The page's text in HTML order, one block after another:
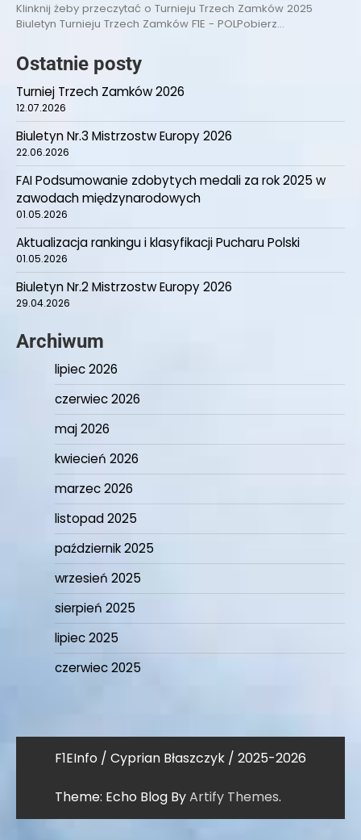
Klinknij żeby przeczytać o Turnieju Trzech Zamków 2025
Biuletyn Turnieju Trzech Zamków F1E - POLPobierz…
Ostatnie posty
Turniej Trzech Zamków 2026
12.07.2026
Biuletyn Nr.3 Mistrzostw Europy 2026
22.06.2026
FAI Podsumowanie zdobytych medali za rok 2025 w
zawodach międzynarodowych
01.05.2026
Aktualizacja rankingu i klasyfikacji Pucharu Polski
01.05.2026
Biuletyn Nr.2 Mistrzostw Europy 2026
29.04.2026
Archiwum
lipiec 2026
czerwiec 2026
maj 2026
kwiecień 2026
marzec 2026
listopad 2025
październik 2025
wrzesień 2025
sierpień 2025
lipiec 2025
czerwiec 2025
F1EInfo / Cyprian Błaszczyk / 2025-2026
Theme: Echo Blog ByArtify Themes.